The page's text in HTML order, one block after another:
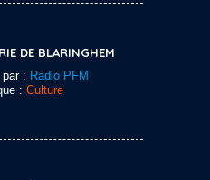
DE BLARINGHEM
par : Radio PFM
: Culture